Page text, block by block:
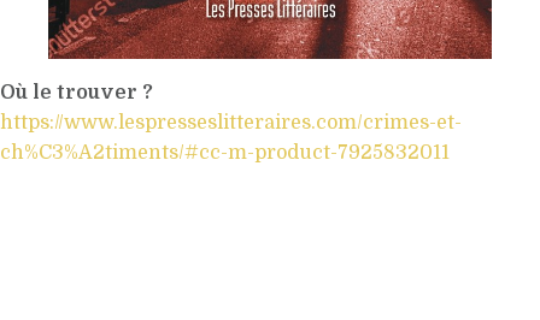
Où le trouver ?
https://www.lespresseslitteraires.com/crimes-et-
ch%C3%A2timents/#cc-m-product-7925832011